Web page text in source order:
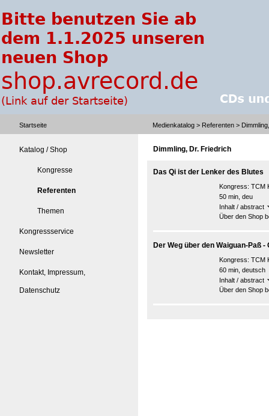
Startseite Medienkatalog > Referenten >
Katalog / Shop
Kongresse
Referenten
Themen
Kongressservice
Newsletter
Kontakt, Impressum,
Datenschutz
Dimmling, Dr. Friedrich
Das Qi ist der Lenker des Blutes
Kongress: TCM
50 min, deu
Inhalt / abstract
Über den Shop
Der Weg über den Waiguan-Paß
Kongress: TCM
60 min, deutsch
Inhalt / abstract
Über den Shop